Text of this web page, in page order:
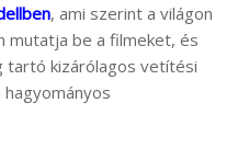
, ami szerint a világon
mutatja be a filmeket, és
tartó kizárólagos vetítési